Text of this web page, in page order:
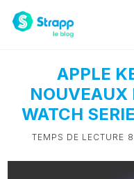
APPLE
NOUVEAUX
WATCH
TEMPS DE LECTURE